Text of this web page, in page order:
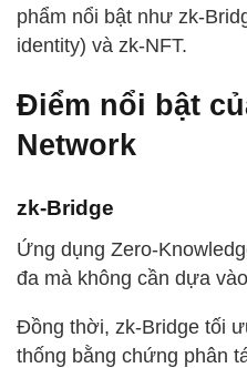
phẩm nổi bật như zk-
identity) và zk-NFT.
Điểm nổi bật
Network
zk-Bridge
Ứng dụng Zero-
đa mà không cần dựa
Đồng thời, zk-Bridge tối
thống bằng chứng phân